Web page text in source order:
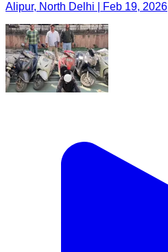
Alipur, North Delhi | Feb 19, 2026